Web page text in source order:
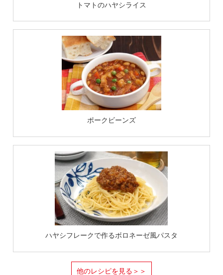
トマトのハヤシライス
ポークビーンズ
ハヤシフレークで作るボロネーゼ風パスタ
他のレシピを見る＞＞